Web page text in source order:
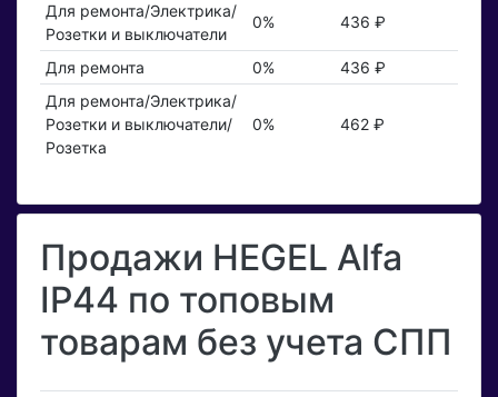
Для ремонта/Электрика/
Розетки и выключатели
0% 436 ₽
Для ремонта 0%
436 ₽
Для ремонта/Электрика/
Розетки и выключатели/
Розетка
0% 462 ₽
Продажи HEGEL Alfa
IP44 по топовым
товарам без учета СПП